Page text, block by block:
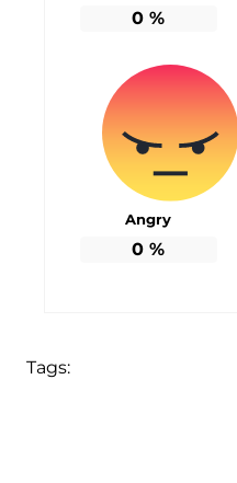
0 %
Angry
0 %
Tags: